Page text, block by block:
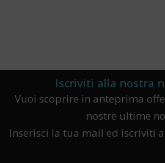
Iscriviti alla nostra
Vuoi scoprire in anteprima
nostre ultime
Inserisci la tua mail ed iscriviti